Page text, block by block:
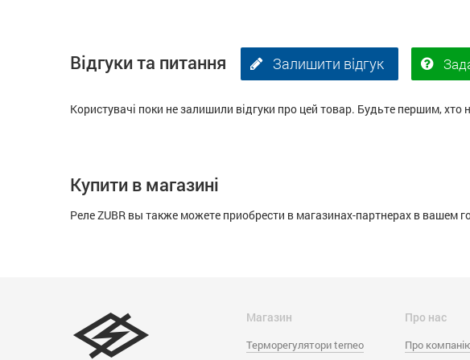
Відгуки та питання Залишити відгук
Користувачі поки не залишили відгуки про цей товар. Будьте першим, хто
Купити в магазині
Реле ZUBR вы также можете приобрести в магазинах-партнерах в вашем
Магазин
Терморегулятори terneo
Про нас
Про